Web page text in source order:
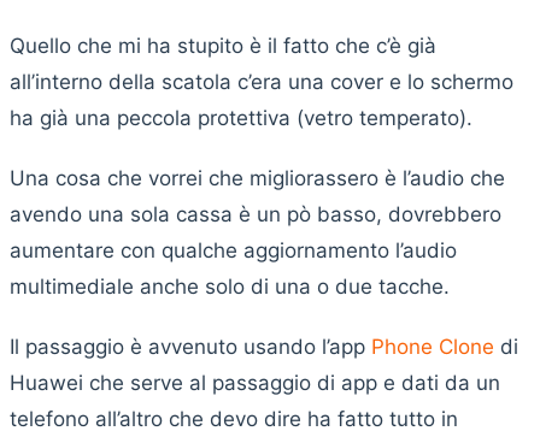
Quello che mi ha stupito è il fatto che c’è già
all’interno della scatola c’era una cover e lo schermo
ha già una peccola protettiva (vetro temperato).
Una cosa che vorrei che migliorassero è l’audio che
avendo una sola cassa è un pò basso, dovrebbero
aumentare con qualche aggiornamento l’audio
multimediale anche solo di una o due tacche.
Il passaggio è avvenuto usando l’app Phone Clone di
Huawei che serve al passaggio di app e dati da un
telefono all’altro che devo dire ha fatto tutto in